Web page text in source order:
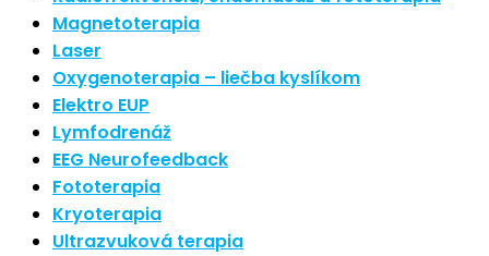
Magnetoterapia
Laser
Oxygenoterapia – liečba kyslíkom
Elektro EUP
Lymfodrenáž
EEG Neurofeedback
Fototerapia
Kryoterapia
Ultrazvuková terapia
Najnovšie komentáre
Žiadne komentáre na zobrazenie.
Archív
september 2021
apríl 2021
august 2020